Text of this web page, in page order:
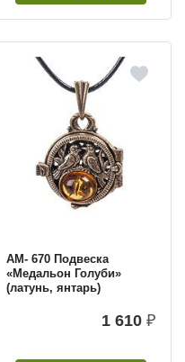
AM- 670 Подвеска
«Медальон Голуби»
(латунь, янтарь)
1 610 ₽